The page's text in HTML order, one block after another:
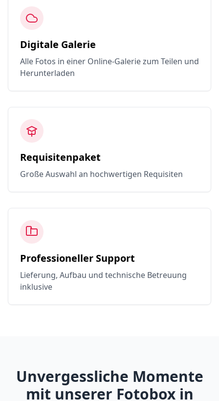
Digitale Galerie
Alle Fotos in einer Online-Galerie zum Teilen und
Herunterladen
Requisitenpaket
Große Auswahl an hochwertigen Requisiten
Professioneller Support
Lieferung, Aufbau und technische Betreuung
inklusive
Unvergessliche Momente
mit unserer Fotobox in